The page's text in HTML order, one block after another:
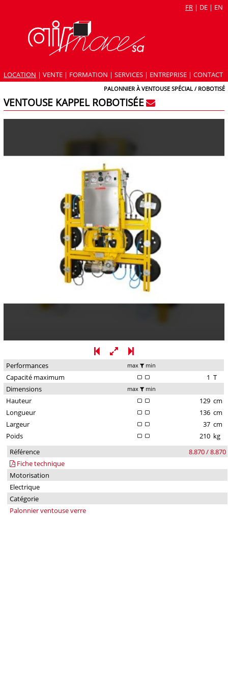
FR | DE | EN
LOCATION | VENTE | FORMATION | SERVICES | ENTREPRISE | CONTACT
PALONNIER À VENTOUSE SPÉCIAL / ROBOTISÉ
VENTOUSE KAPPEL ROBOTISÉE
Performances max min
Capacité maximum 1 T
Dimensions
max min
Hauteur 129 cm
Longueur
136 cm
Largeur
37 cm
Poids
210 kg
Référence
8.870 / 8.870
Fiche technique
Motorisation
Electrique
Catégorie
Palonnier ventouse verre